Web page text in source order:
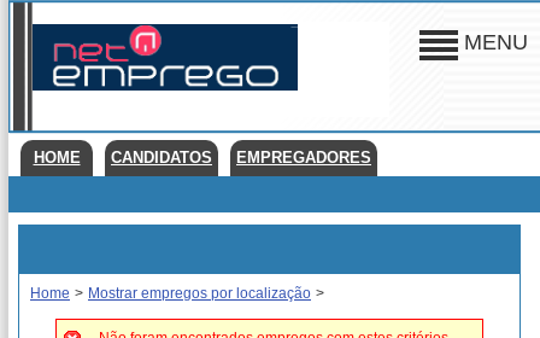
MENU
HOME CANDIDATOS EMPREGADORES
Home > Mostrar empregos por localização >